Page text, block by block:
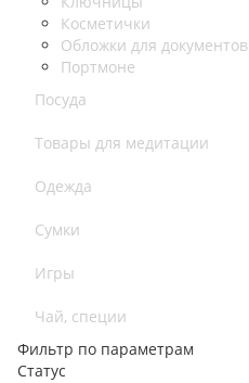
Косметички
Обложки для документов
Портмоне
Посуда
Товары для медитации
Одежда
Сумки
Игры
Чай, специи
Фильтр по параметрам
Статус